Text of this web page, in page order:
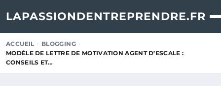
LAPASSIONDENTREPRENDRE.FR
ACCUEIL
BLOGGING
MODÈLE DE LETTRE DE MOTIVATION AGENT D’ESCALE :
CONSEILS ET…